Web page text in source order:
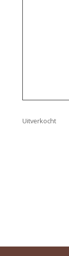
Uitverkocht